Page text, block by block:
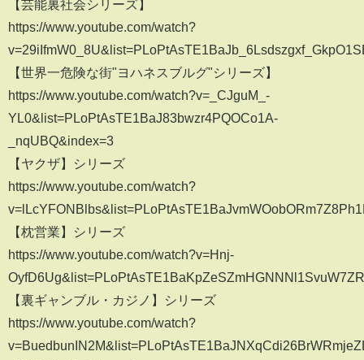
【芸能裏社会シリーズ】
https://www.youtube.com/watch?
【世界一危険な街"ヨハネスブルグ"シリーズ】
https://www.youtube.com/watch?v=_CJguM_-
YL0&list=PLoPtAsTE1BaJ83bwzr4PQOCo1A-
_nqUBQ&index=3
【ヤクザ】シリーズ
https://www.youtube.com/watch?
【枕営業】シリーズ
https://www.youtube.com/watch?v=Hnj-
【裏ギャンブル・カジノ】シリーズ
https://www.youtube.com/watch?